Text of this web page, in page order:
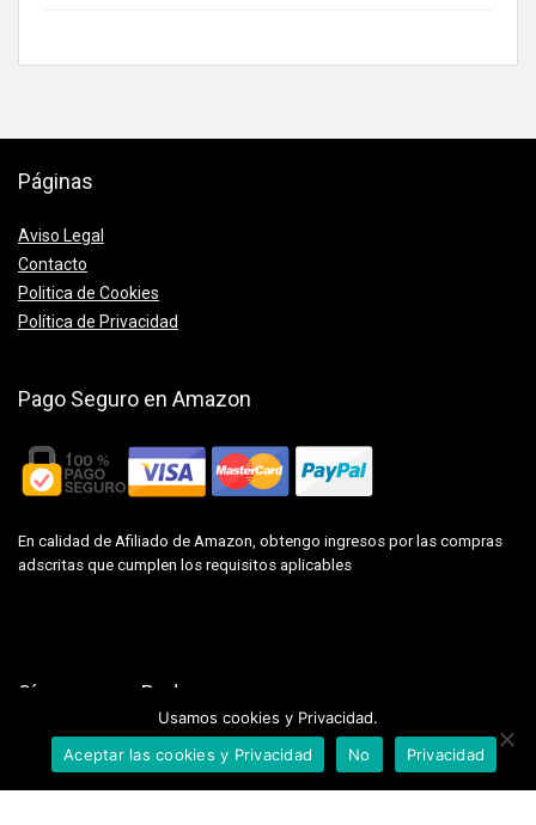
Páginas
Aviso Legal
Contacto
Politica de Cookies
Política de Privacidad
Pago Seguro en Amazon
En calidad de Afiliado de Amazon, obtengo ingresos por las compras
adscritas que cumplen los requisitos aplicables
Síguenos en Redes
Usamos cookies y Privacidad.
Aceptar las cookies y Privacidad
No Privacidad